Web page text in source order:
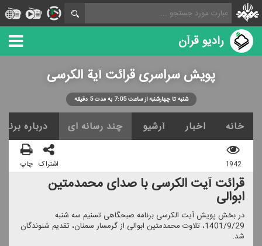
رادیو قرآن
پویش سراسری قرائت آیة الكرسی
شنبه تا چهارشنبه از ساعت 7:05 به مدت 5 دقیقه
خانه اخبار آرشیو چند رسانه ای درباره
1942 اشتراک چاپ
قرائت آیت الكرسی با صدای محمدمتین
ابوالی
در بخش پویش آیت الكرسی برنامه صبحگاهی تسنیم سه شنبه
1401/9/29، تلاوت محمدمتین ابوالی از گرمسار سمنان، تقدیم شنوندگان
شد.